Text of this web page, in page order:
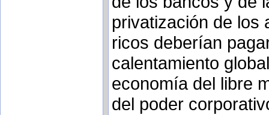
privatización de los
ricos deberían
calentamiento
economía del libre
del poder